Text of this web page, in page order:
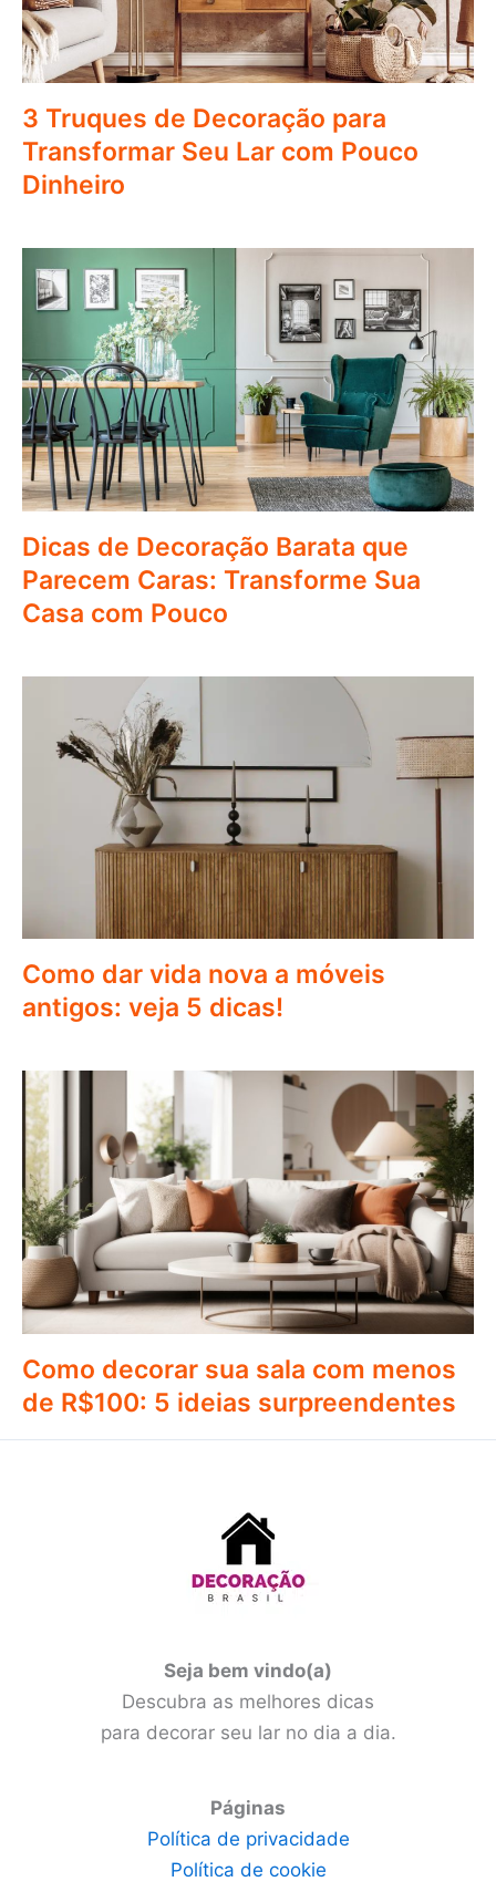
3 Truques de Decoração para
Transformar Seu Lar com Pouco
Dinheiro
Dicas de Decoração Barata que
Parecem Caras: Transforme Sua
Casa com Pouco
Como dar vida nova a móveis
antigos: veja 5 dicas!
Como decorar sua sala com menos
de R$100: 5 ideias surpreendentes
Seja bem vindo(a)
Descubra as melhores dicas
para decorar seu lar no dia a dia.
Páginas
Política de privacidade
Política de cookie